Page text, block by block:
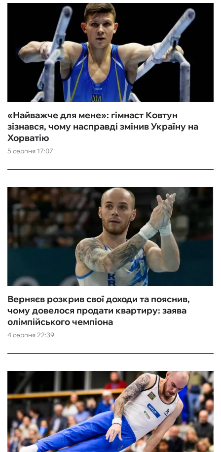
5 серпня 17:07
«Найважче для мене»: гімнаст Ковтун
зізнався, чому насправді змінив Україну на
Хорватію
4 серпня 22:39
Верняєв розкрив свої доходи та пояснив,
чому довелося продати квартиру: заява
олімпійського чемпіона